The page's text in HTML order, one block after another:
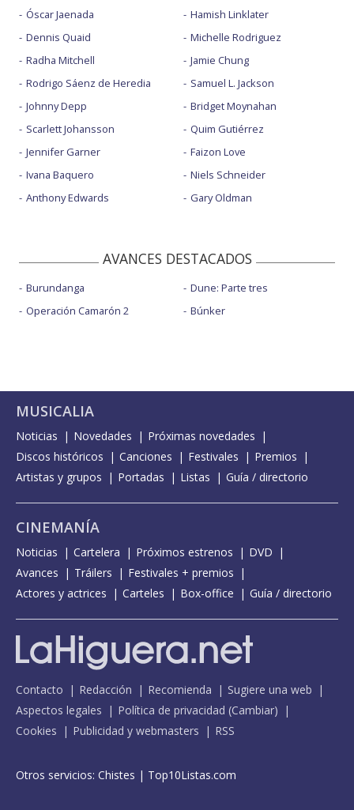
Óscar Jaenada
Dennis Quaid
Radha Mitchell
Rodrigo Sáenz de Heredia
Johnny Depp
Scarlett Johansson
Jennifer Garner
Ivana Baquero
Anthony Edwards
Hamish Linklater
Michelle Rodriguez
Jamie Chung
Samuel L. Jackson
Bridget Moynahan
Quim Gutiérrez
Faizon Love
Niels Schneider
Gary Oldman
AVANCES DESTACADOS
Burundanga
Operación Camarón 2
Dune: Parte tres
Búnker
MUSICALIA
Noticias Novedades
Próximas novedades
Discos históricos
Canciones Festivales
Premios
Artistas y grupos
Portadas Listas Guía / directorio
CINEMANÍA
Noticias Cartelera Próximos estrenos
DVD
Avances
Tráilers
Festivales + premios
Actores y actrices
Carteles Box-office Guía / directorio
Contacto Redacción Recomienda
Sugiere una web
Aspectos legales
Política de privacidad (Cambiar)
Cookies
Publicidad y webmasters RSS
Otros servicios: Chistes | Top10Listas.com